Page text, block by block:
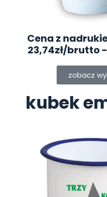
Cena z
23,74zł/brutto-
zobacz
kubek